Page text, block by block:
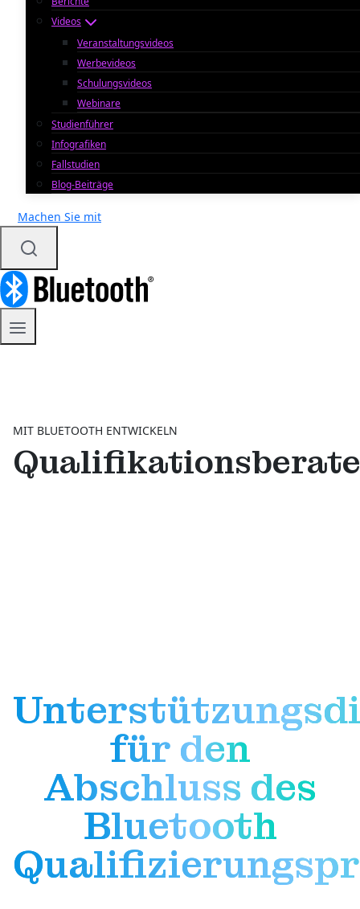
Videos
Veranstaltungsvideos
Werbevideos
Schulungsvideos
Webinare
Studienführer
Infografiken
Fallstudien
Blog-Beiträge
Machen Sie mit
MIT BLUETOOTH ENTWICKELN
für den
Abschluss des
Bluetooth